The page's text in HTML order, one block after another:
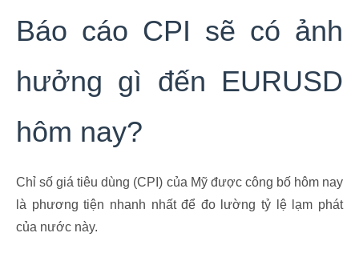
Báo cáo CPI sẽ có ảnh
hưởng gì đến EURUSD
hôm nay?
Chỉ số giá tiêu dùng (CPI) của Mỹ được công bố hôm nay
là phương tiện nhanh nhất để đo lường tỷ lệ lạm phát
của nước này.